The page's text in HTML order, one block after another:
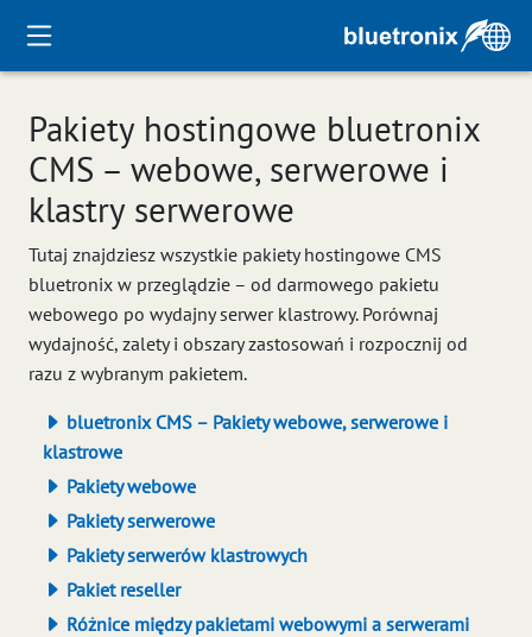
Pakiety hostingowe bluetronix
CMS – webowe, serwerowe i
klastry serwerowe
Tutaj znajdziesz wszystkie pakiety hostingowe CMS
bluetronix w przeglądzie – od darmowego pakietu
webowego po wydajny serwer klastrowy. Porównaj
wydajność, zalety i obszary zastosowań i rozpocznij od
razu z wybranym pakietem.
bluetronix CMS – Pakiety webowe, serwerowe i
klastrowe
Pakiety webowe
Pakiety serwerowe
Pakiety serwerów klastrowych
Pakiet reseller
Różnice między pakietami webowymi a serwerami